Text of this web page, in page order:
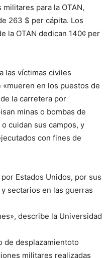
militares para la OTAN,
263 $ per cápita. Los
la OTAN dedican 140¢ per
las víctimas civiles
en los puestos de
la carretera por
minas o bombas de
cuidan sus campos, y
con fines de
Estados Unidos, por sus
sectarios en las guerras
describe la Universidad
desplazamientoto
militares realizadas